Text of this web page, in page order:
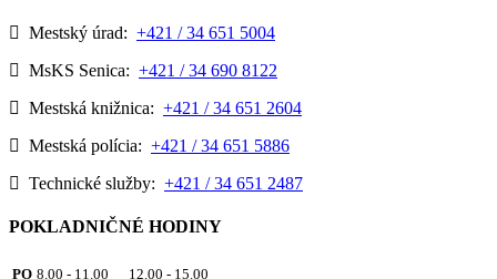
Mestský úrad: +421 / 34 651 5004
MsKS Senica: +421 / 34 690 8122
Mestská knižnica: +421 / 34 651 2604
Mestská polícia: +421 / 34 651 5886
Technické služby: +421 / 34 651 2487
POKLADNIČNÉ HODINY
PO 8.00 - 11.00 12.00 - 15.00